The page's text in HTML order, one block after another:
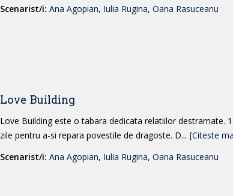
Scenarist/i: Ana Agopian, Iulia Rugina, Oana Rasuceanu
Love Building
Love Building este o tabara dedicata relatiilor destramate.
zile pentru a-si repara povestile de dragoste. D... [Citeste
Scenarist/i: Ana Agopian, Iulia Rugina, Oana Rasuceanu